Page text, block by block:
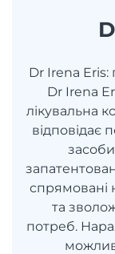
Dr Irena Eris:
Dr Irena
лікувальна
відповідає
спрямовані
та
потреб.